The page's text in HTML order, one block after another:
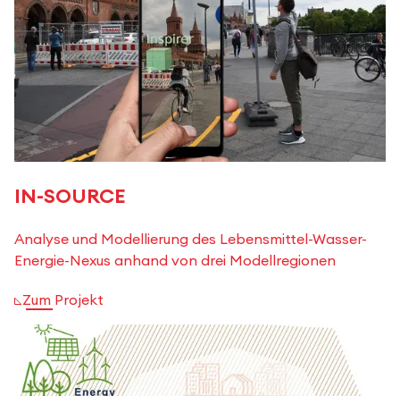
IN-SOURCE
Analyse und Modellierung des Lebensmittel-Wasser-
Energie-Nexus anhand von drei Modellregionen
Zum Projekt